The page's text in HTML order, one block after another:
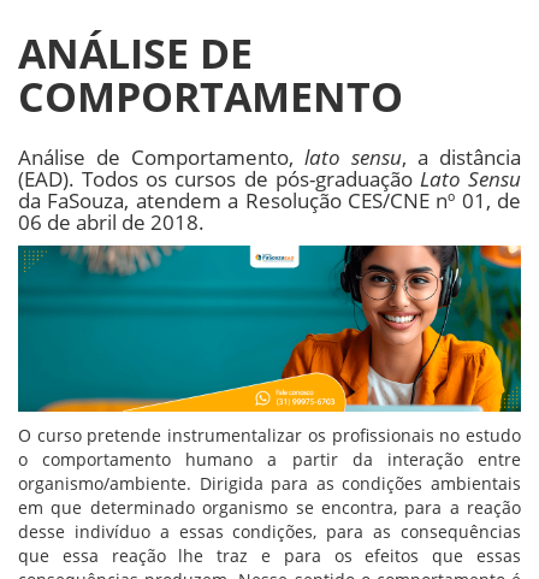
ANÁLISE DE
COMPORTAMENTO
Análise de Comportamento, lato sensu, a distância
(EAD). Todos os cursos de pós-graduação Lato Sensu
da FaSouza, atendem a Resolução CES/CNE nº 01, de
06 de abril de 2018.
O curso pretende instrumentalizar os profissionais no estudo
o comportamento humano a partir da interação entre
organismo/ambiente. Dirigida para as condições ambientais
em que determinado organismo se encontra, para a reação
desse indivíduo a essas condições, para as consequências
que essa reação lhe traz e para os efeitos que essas